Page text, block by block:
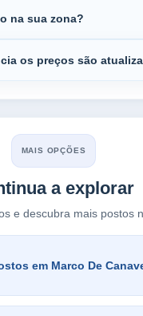
na sua zona?
os preços são
MAIS OPÇÕES
a explorar
e descubra mais postos
em Marco De